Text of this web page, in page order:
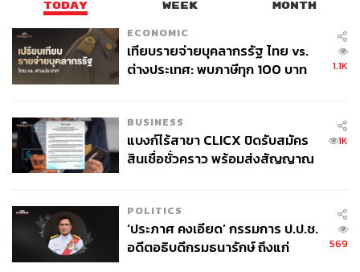
TODAY WEEK MONTH
ECONOMIC
เทียบรายจ่ายบุคลากรรัฐ ไทย vs.
ต่างประเทศ: พบภาษีทุก 100 บาท
1.1K
BUSINESS
แบงก์ไร้สาขา CLICX ปิดรับสมัคร
สินเชื่อชั่วคราว พร้อมส่งสัญญาณ
1K
POLITICS
‘ประภาศ คงเอียด’ กรรมการ ป.ป.ช.
อดีตอธิบดีกรมธนารักษ์ ถึงแก่
569